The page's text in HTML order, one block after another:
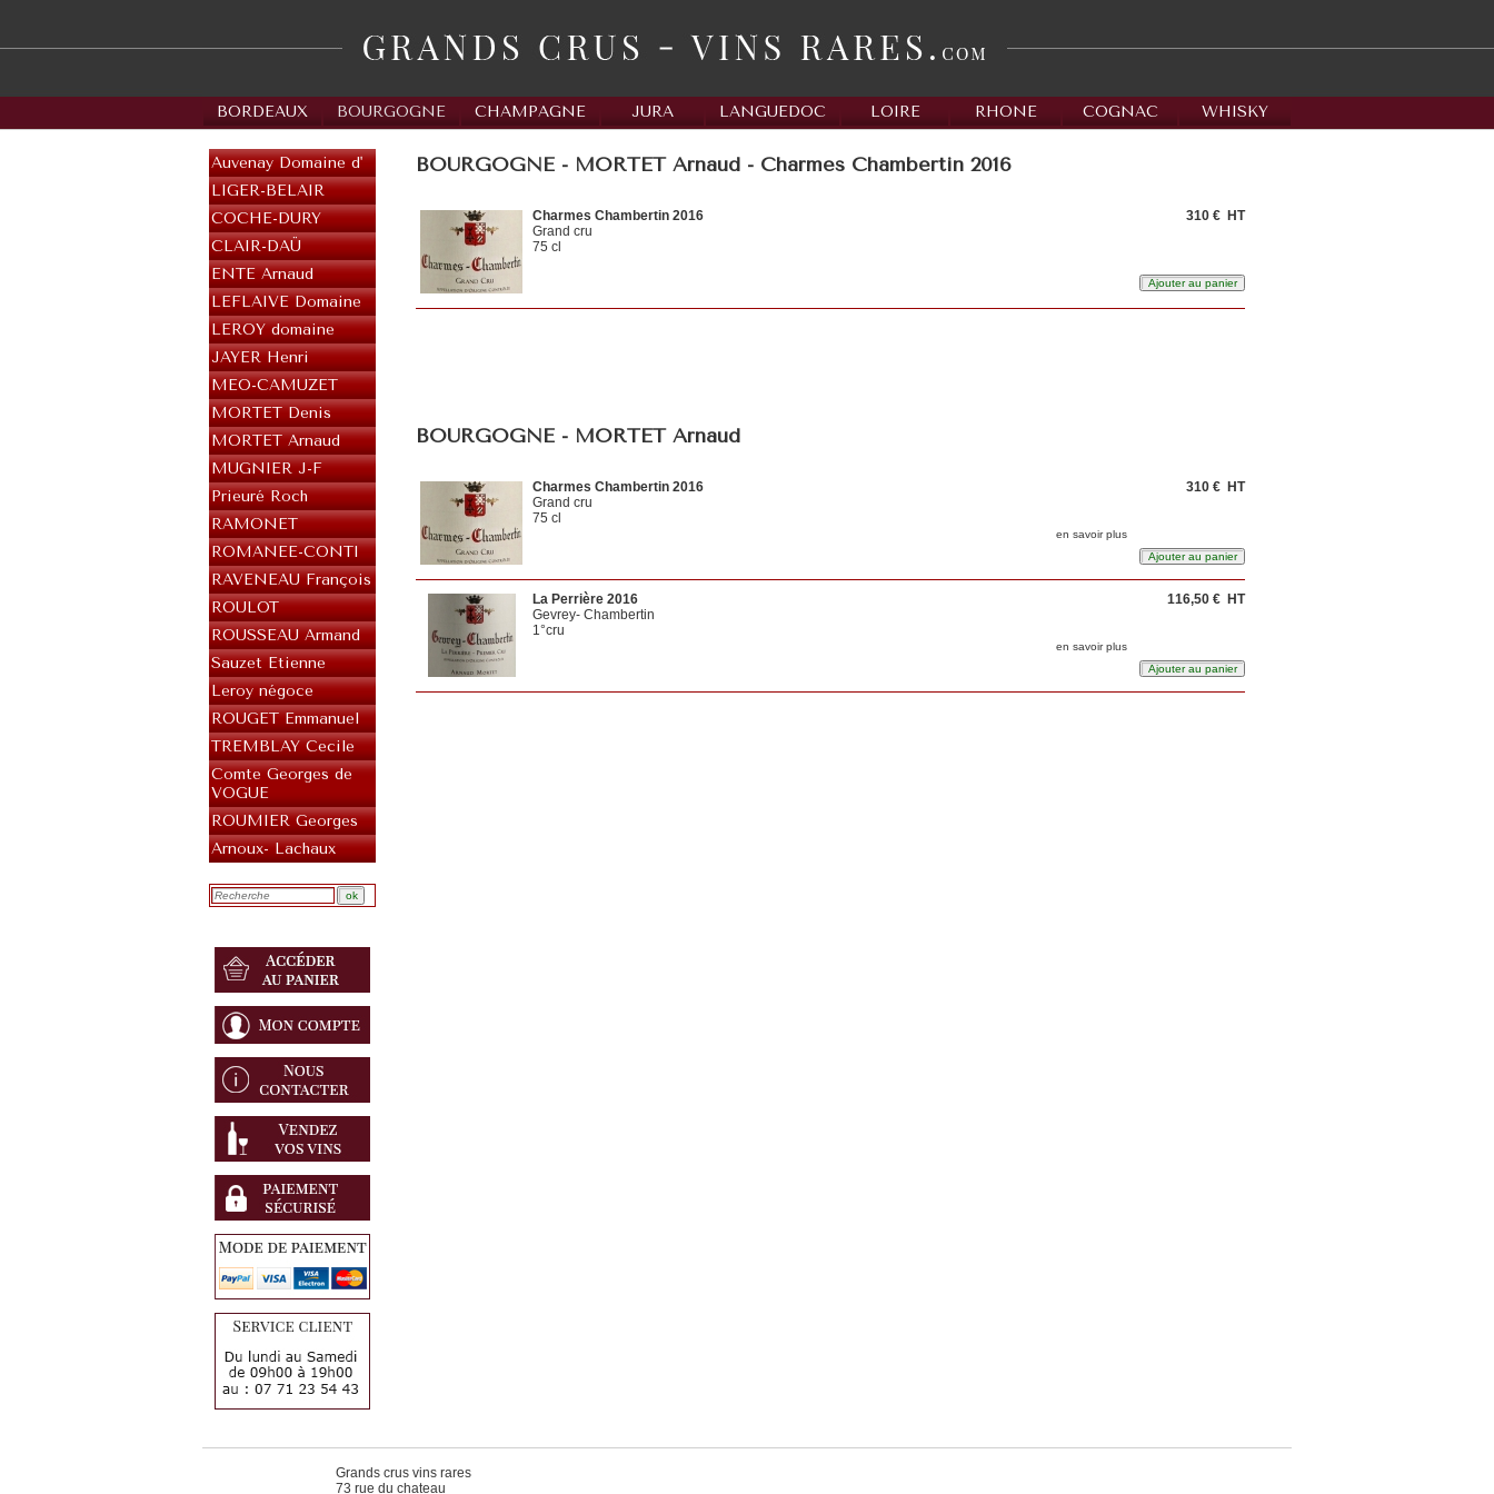
BORDEAUX BOURGOGNE CHAMPAGNE JURA LANGUEDOC LOIRE RHONE COGNAC WHISKY
Auvenay Domaine d'
LIGER-BELAIR
COCHE-DURY
CLAIR-DAÜ
ENTE Arnaud
LEFLAIVE Domaine
LEROY domaine
JAYER Henri
MEO-CAMUZET
MORTET Denis
MORTET Arnaud
MUGNIER J-F
Prieuré Roch
RAMONET
ROMANEE-CONTI
RAVENEAU François
ROULOT
ROUSSEAU Armand
Sauzet Etienne
Leroy négoce
ROUGET Emmanuel
TREMBLAY Cecile
Comte Georges de
VOGUE
ROUMIER Georges
Arnoux- Lachaux
BOURGOGNE - MORTET Arnaud - Charmes Chambertin 2016
Charmes Chambertin 2016
Grand cru
75 cl
HT
310 €
BOURGOGNE - MORTET Arnaud
Charmes Chambertin 2016
Grand cru
75 cl
en savoir plus
HT
310 €
La Perrière 2016
Gevrey- Chambertin
1°cru
en savoir plus
HT
116,50 €
Grands crus vins rares
73 rue du chateau